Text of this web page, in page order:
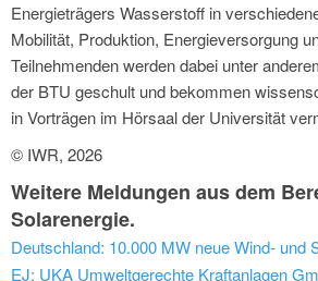
Energieträgers Wasserstoff in
Mobilität, Produktion, Energieversorgung
Teilnehmenden werden dabei unter
der BTU geschult und bekommen
in Vorträgen im Hörsaal der Universität
© IWR, 2026
Weitere Meldungen aus dem
Solarenergie.
EJ: UKA Umweltgerechte Kraftanlagen